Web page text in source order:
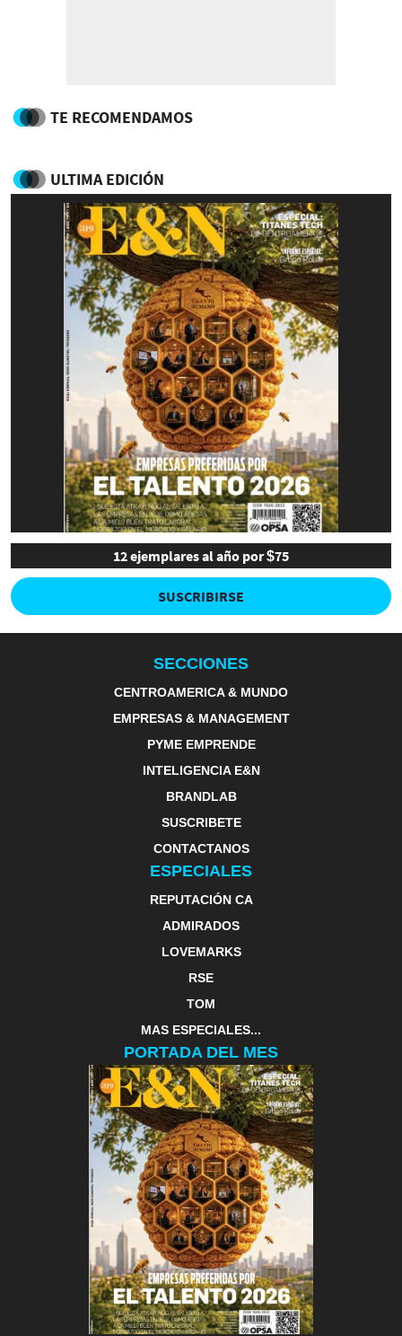
TE RECOMENDAMOS
ULTIMA EDICIÓN
12 ejemplares al año por $75
SUSCRIBIRSE
SECCIONES
CENTROAMERICA & MUNDO
EMPRESAS & MANAGEMENT
PYME EMPRENDE
INTELIGENCIA E&N
BRANDLAB
SUSCRIBETE
CONTACTANOS
ESPECIALES
REPUTACIÓN CA
ADMIRADOS
LOVEMARKS
RSE
TOM
MAS ESPECIALES...
PORTADA DEL MES